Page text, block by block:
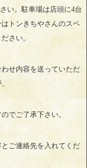
い。駐車場は店頭に4台
トンきちやさんのスペ
さい。
せ内容を送っていただ
でご了承下さい。
ご連絡先を入れてくだ